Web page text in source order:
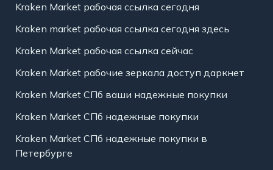
Kraken Market рабочая ссылка сегодня
Kraken market рабочая ссылка сегодня здесь
Kraken Market рабочая ссылка сейчас
Kraken Market рабочие зеркала доступ даркнет
Kraken Market СПб ваши надежные покупки
Kraken Market СПб надежные покупки
Kraken Market СПб надежные покупки в
Петербурге